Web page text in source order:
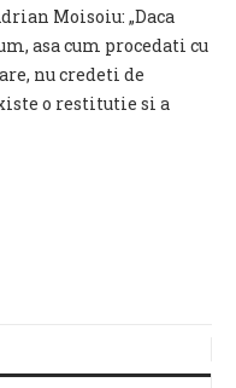
Moisoiu: „Daca
asa cum procedati cu
nu credeti de
o restitutie si a